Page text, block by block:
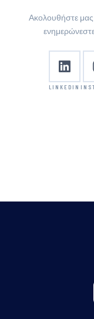
Ακολουθήστε μας
ενημερώνεστε
LINKEDIN